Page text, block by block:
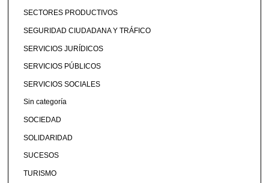
SECTORES PRODUCTIVOS
SEGURIDAD CIUDADANA Y TRÁFICO
SERVICIOS JURÍDICOS
SERVICIOS PÚBLICOS
SERVICIOS SOCIALES
Sin categoría
SOCIEDAD
SOLIDARIDAD
SUCESOS
TURISMO